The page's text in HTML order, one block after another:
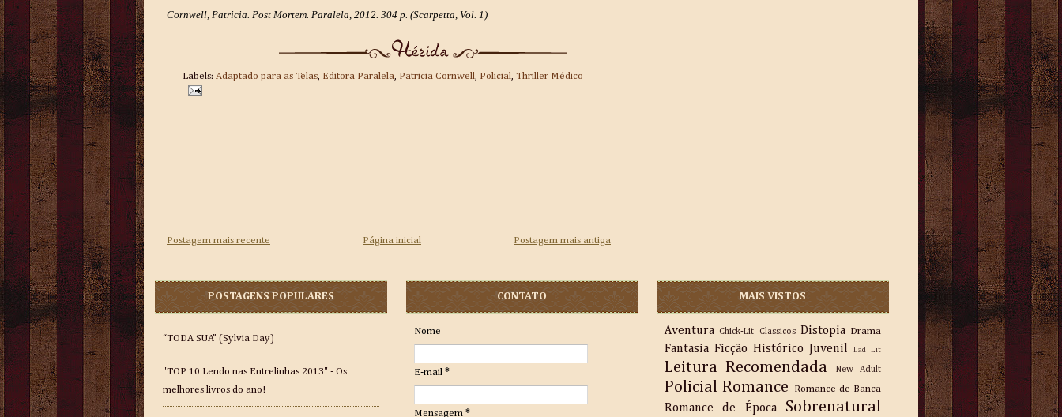
Cornwell, Patricia. Post Mortem. Paralela, 2012. 304 p. (Scarpetta, Vol. 1)
Labels: Adaptado para as Telas, Editora Paralela, Patricia Cornwell, Policial, Thriller Médico
Postagem mais recente Postagem mais antiga
Página inicial
POSTAGENS POPULARES
“TODA SUA” (Sylvia Day)
"TOP 10 Lendo nas Entrelinhas 2013" - Os
melhores livros do ano!
CONTATO
Nome
E-mail *
Mensagem *
MAIS VISTOS
Aventura Chick-Lit Classicos Distopia Drama
Fantasia Ficção Histórico Juvenil Lad Lit
Leitura Recomendada New Adult
Policial Romance Romance de Banca
Romance de Época Sobrenatural